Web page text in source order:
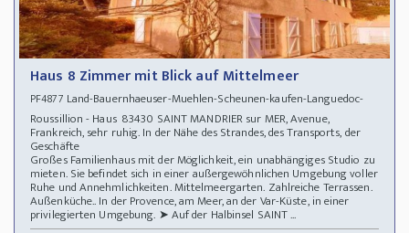
Haus 8 Zimmer mit Blick auf Mittelmeer
PF4877 Land-Bauernhaeuser-Muehlen-Scheunen-kaufen-Languedoc-
Roussillion - Haus 83430 SAINT MANDRIER sur MER, Avenue,
Frankreich, sehr ruhig. In der Nähe des Strandes, des Transports, der
Geschäfte
Großes Familienhaus mit der Möglichkeit, ein unabhängiges Studio zu
mieten. Sie befindet sich in einer außergewöhnlichen Umgebung voller
Ruhe und Annehmlichkeiten. Mittelmeergarten. Zahlreiche Terrassen.
Außenküche.. In der Provence, am Meer, an der Var-Küste, in einer
privilegierten Umgebung. ➤ Auf der Halbinsel SAINT ...